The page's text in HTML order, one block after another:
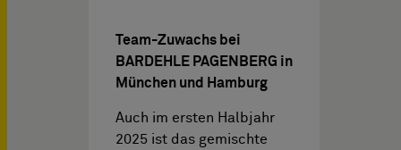
Team-Zuwachs bei
BARDEHLE PAGENBERG in
München und Hamburg
Auch im ersten Halbjahr
2025 ist das gemischte